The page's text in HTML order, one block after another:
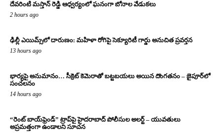
దేవరింటి మస్తాన్ రెడ్డి ఆధ్వర్యంలో ఘనంగా బోనాల వేడుకలు
2 hours ago
ఢిల్లీ ఎయిమ్స్‌లో దారుణం: మహిళా రోగిపై సెక్యూరిటీ గార్డు అనుచిత ప్రవర్తన
13 hours ago
భార్యపై అనుమానం… సీక్రెట్ కెమెరాతో బట్టబయలు అయిన దొంగతనం – జైపూర్‌లో
సంచలనం
14 hours ago
“రెంట్ బాయ్‌ఫ్రెండ్” ట్రాప్‌పై హైదరాబాద్ పోలీసుల అలర్ట్ – యువతులు
అప్రమత్తంగా ఉండాలని సూచన